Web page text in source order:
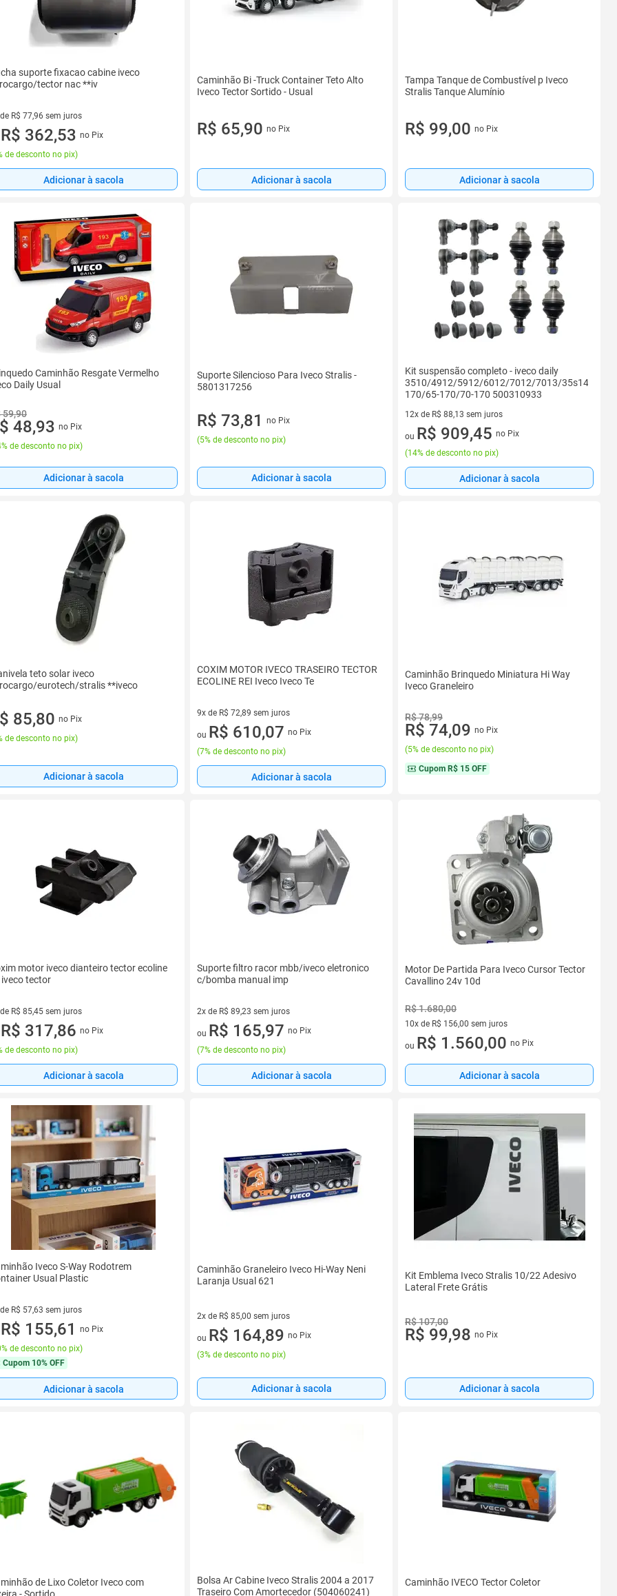
suporte fixacao cabine iveco
tector nac **iv
R$ 77,96 sem juros
de R$ 77,96 sem juros
R$ 362,53 no Pix
de desconto no pix)
Adicionar à sacola
Caminhão Bi -Truck Container Teto Alto
Iveco Tector Sortido - Usual
R$ 65,90 no Pix
Adicionar à sacola
Tampa Tanque de Combustível p Iveco
Stralis Tanque Alumínio
R$ 99,00 no Pix
Adicionar à sacola
Caminhão Resgate Vermelho
Daily Usual
59,90
48,93 no Pix
de desconto no pix)
Adicionar à sacola
Suporte Silencioso Para Iveco Stralis -
5801317256
R$ 73,81
no Pix
(5% de desconto no pix)
Adicionar à sacola
Kit suspensão completo - iveco daily
3510/4912/5912/6012/7012/7013/35s14/
170/65-170/70-170 500310933
12x de R$ 88,13 sem juros
12 vez de R$ 88,13 sem juros
ou R$ 909,45 no Pix
(14% de desconto no pix)
Adicionar à sacola
teto solar iveco
eurotech/stralis **iveco
85,80 no Pix
de desconto no pix)
Adicionar à sacola
COXIM MOTOR IVECO TRASEIRO TECTOR
ECOLINE REI Iveco Iveco Te
9x de R$ 72,89 sem juros
9 vez de R$ 72,89 sem juros
ou R$ 610,07 no Pix
(7% de desconto no pix)
Adicionar à sacola
Caminhão Brinquedo Miniatura Hi Way
Iveco Graneleiro
R$ 78,99
R$ 74,09 no Pix
(5% de desconto no pix)
Cupom R$ 15 OFF
motor iveco dianteiro tector ecoline
iveco tector
R$ 85,45 sem juros
de R$ 85,45 sem juros
R$ 317,86 no Pix
de desconto no pix)
Adicionar à sacola
Suporte filtro racor mbb/iveco eletronico
c/bomba manual imp
2x de R$ 89,23 sem juros
2 vez de R$ 89,23 sem juros
ou R$ 165,97 no Pix
(7% de desconto no pix)
Adicionar à sacola
Motor De Partida Para Iveco Cursor Tector
Cavallino 24v 10d
R$ 1.680,00
10x de R$ 156,00 sem juros
10 vez de R$ 156,00 sem juros
ou R$ 1.560,00 no Pix
Adicionar à sacola
Iveco S-Way Rodotrem
Usual Plastic
R$ 57,63 sem juros
de R$ 57,63 sem juros
R$ 155,61
no Pix
de desconto no pix)
Cupom 10% OFF
Adicionar à sacola
Caminhão Graneleiro Iveco Hi-Way Neni
Laranja Usual 621
2x de R$ 85,00 sem juros
2 vez de R$ 85,00 sem juros
ou R$ 164,89 no Pix
(3% de desconto no pix)
Adicionar à sacola
Kit Emblema Iveco Stralis 10/22 Adesivo
Lateral Frete Grátis
R$ 107,00
R$ 99,98 no Pix
Adicionar à sacola
de Lixo Coletor Iveco com
Bolsa Ar Cabine Iveco Stralis 2004 a 2017
Traseiro Com Amortecedor (504060241)
Caminhão IVECO Tector Coletor